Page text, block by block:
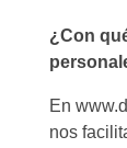
¿Con
En
nos